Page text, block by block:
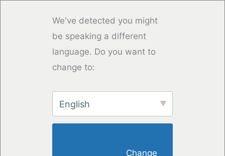
We've detected you might
be speaking a different
language. Do you want to
change to:
English